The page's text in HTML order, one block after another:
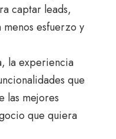
captar leads,
esfuerzo y
la experiencia
que
las mejores
que quiera